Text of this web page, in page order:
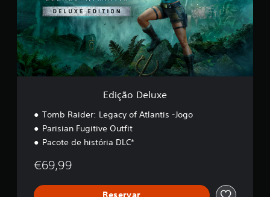
D
e
l
u
x
e
Edição Deluxe
Tomb Raider: Legacy of Atlantis -Jogo
Parisian Fugitive Outfit
Pacote de história DLC*
€69,99
Reservar